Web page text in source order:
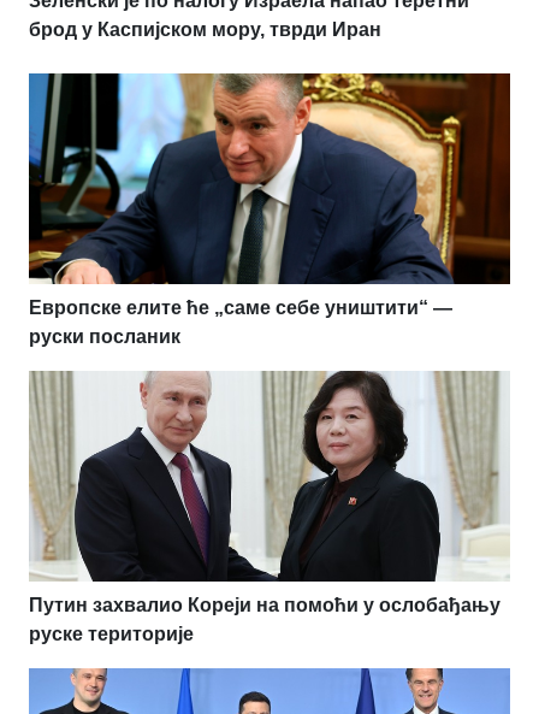
брод у Каспијском мору, тврди Иран
Европске елите ће „саме себе уништити“ —
руски посланик
Путин захвалио Кореји на помоћи у ослобађању
руске територије